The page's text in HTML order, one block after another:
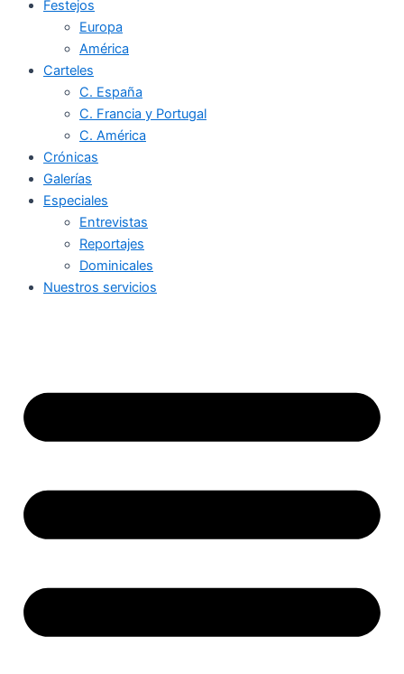
Festejos
Europa
América
Carteles
C. España
C. Francia y Portugal
C. América
Crónicas
Galerías
Especiales
Entrevistas
Reportajes
Dominicales
Nuestros servicios